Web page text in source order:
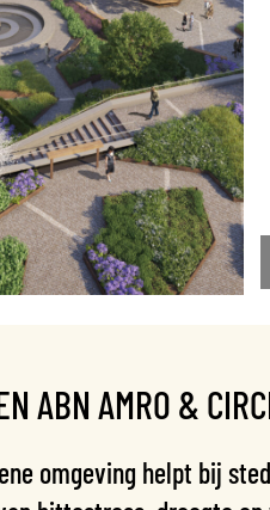
ABN AMRO &
omgeving helpt bij